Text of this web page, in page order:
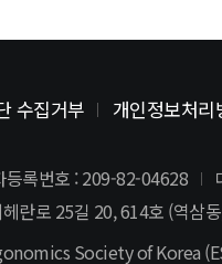
수집거부 개인정보처리
등록번호 : 209-82-04628
란로 25길 20, 614호 (역삼
Society of Korea